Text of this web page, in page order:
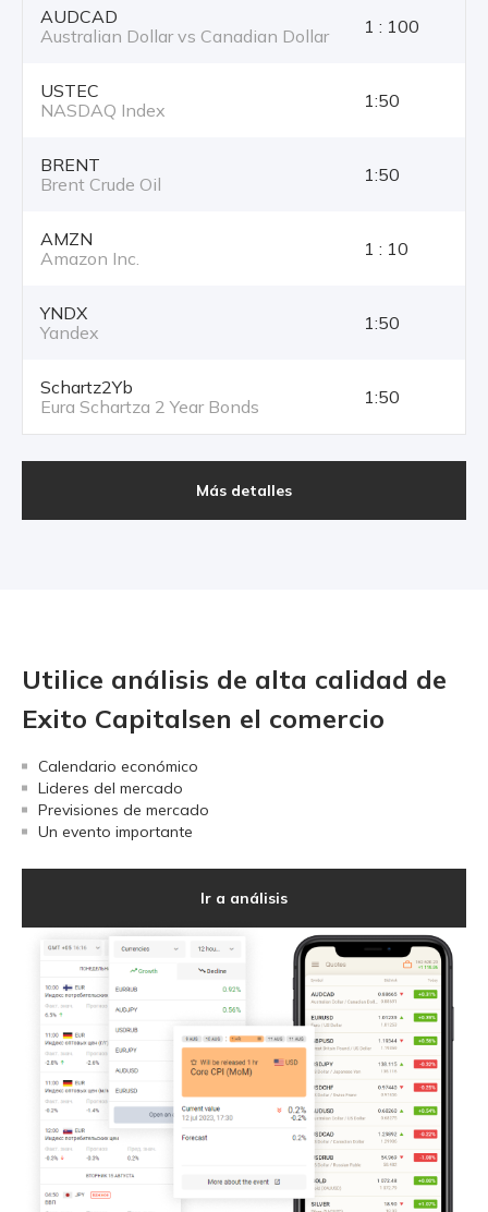
AUDCAD
Australian Dollar vs Canadian Dollar
1 : 100
USTEC
NASDAQ Index
1:50
BRENT
Brent Crude Oil
1:50
AMZN
Amazon Inc.
1 : 10
YNDX
Yandex
1:50
Schartz2Yb
Eura Schartza 2 Year Bonds
1:50
Más detalles
Utilice análisis de alta calidad de
Exito Capitalsen el comercio
Calendario económico
Lideres del mercado
Previsiones de mercado
Un evento importante
Ir a análisis